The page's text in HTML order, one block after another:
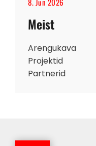
Meist
Arengukava
Projektid
Partnerid